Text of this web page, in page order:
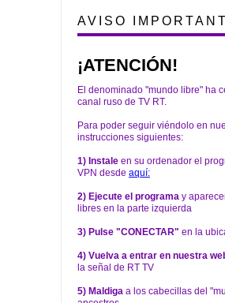
AVISO
¡ATENCIÓN!
El denominado "mundo libre" ha
canal ruso de TV RT.
Para poder seguir viéndolo en
instrucciones siguientes:
1) Instale en su ordenador el
VPN desde aquí:
2) Ejecute el programa y
libres en la parte izquierda
3) Pulse "CONECTAR" en la
4) Vuelva a entrar en nuestra
la señal de RT TV
5) Maldiga a los cabecillas del